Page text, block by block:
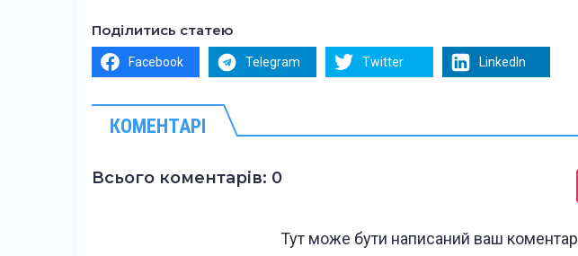
Поділитись статею
Facebook Telegram Twitter LinkedIn
КОМЕНТАРІ
Всього коментарів: 0
Тут може бути написаний ваш коментар